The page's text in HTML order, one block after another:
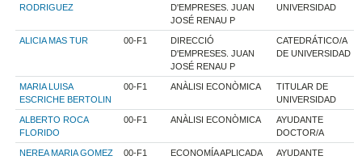
RODRIGUEZ
D'EMPRESES. JUAN
JOSÉ RENAU P
UNIVERSIDAD
ALICIA MAS TUR 00-F1
DIRECCIÓ
D'EMPRESES. JUAN
JOSÉ RENAU P
CATEDRÁTICO/A
DE UNIVERSIDAD
MARIA LUISA
ESCRICHE BERTOLIN
00-F1 ANÀLISI ECONÒMICA
TITULAR DE
UNIVERSIDAD
ALBERTO ROCA
FLORIDO
00-F1 ANÀLISI ECONÒMICA
AYUDANTE
DOCTOR/A
NEREA MARIA GOMEZ
00-F1 ECONOMÍA APLICADA
AYUDANTE